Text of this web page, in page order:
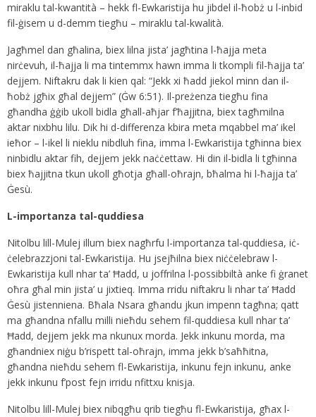
miraklu tal-kwantità – hekk fl-Ewkaristija hu jibdel il-ħobż u l-inbid
fil-ġisem u d-demm tiegħu – miraklu tal-kwalità.
Jagħmel dan għalina, biex lilna jista’ jagħtina l-ħajja meta
nirċevuh, il-ħajja li ma tintemmx hawn imma li tkompli fil-ħajja ta’
dejjem. Niftakru dak li kien qal: “Jekk xi ħadd jiekol minn dan il-
ħobż jgħix għal dejjem” (Ġw 6:51). Il-preżenza tiegħu fina
għandha ġġib ukoll bidla għall-aħjar f’ħajjitna, biex tagħmilna
aktar nixbhu lilu. Dik hi d-differenza kbira meta mqabbel ma’ ikel
ieħor – l-ikel li nieklu nibdluh fina, imma l-Ewkaristija tgħinna biex
ninbidlu aktar fih, dejjem jekk naċċettaw. Hi din il-bidla li tgħinna
biex ħajjitna tkun ukoll għotja għall-oħrajn, bħalma hi l-ħajja ta’
Ġesù.
L-importanza tal-quddiesa
Nitolbu lill-Mulej illum biex nagħrfu l-importanza tal-quddiesa, iċ-
ċelebrazzjoni tal-Ewkaristija. Hu jsejħilna biex niċċelebraw l-
Ewkaristija kull nhar ta’ Ħadd, u joffrilna l-possibbiltà anke fi ġranet
oħra għal min jista’ u jixtieq. Imma rridu niftakru li nhar ta’ Ħadd
Ġesù jistenniena. Bħala Nsara għandu jkun impenn tagħna; qatt
ma għandna nfallu milli nieħdu sehem fil-quddiesa kull nhar ta’
Ħadd, dejjem jekk ma nkunux morda. Jekk inkunu morda, ma
għandniex niġu b’rispett tal-oħrajn, imma jekk b’saħħitna,
għandna nieħdu sehem fl-Ewkaristija, inkunu fejn inkunu, anke
jekk inkunu f’post fejn irridu nfittxu knisja.
Nitolbu lill-Mulej biex nibqgħu qrib tiegħu fl-Ewkaristija, għax l-